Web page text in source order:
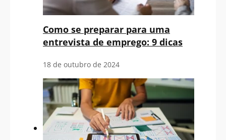
Como se preparar para uma
entrevista de emprego: 9 dicas
18 de outubro de 2024